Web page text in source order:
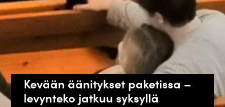
Kevään äänitykset paketissa –
levynteko jatkuu syksyllä